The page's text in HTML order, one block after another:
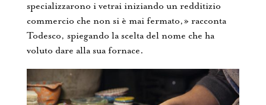
specializzarono i vetrai iniziando un redditizio
commercio che non si è mai fermato,» racconta
Todesco, spiegando la scelta del nome che ha
voluto dare alla sua fornace.